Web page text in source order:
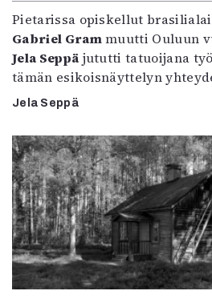
Pietarissa opiskellut
Gabriel Grammuutti Ouluun
Jela Seppä jututti tatuoijana
tämän esikoisnäyttelyn
Jela Seppä